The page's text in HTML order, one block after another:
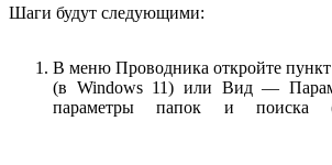
Шаги будут следующими:
В меню Проводника откройте
(в Windows 11) или Вид —
параметры папок и поиска